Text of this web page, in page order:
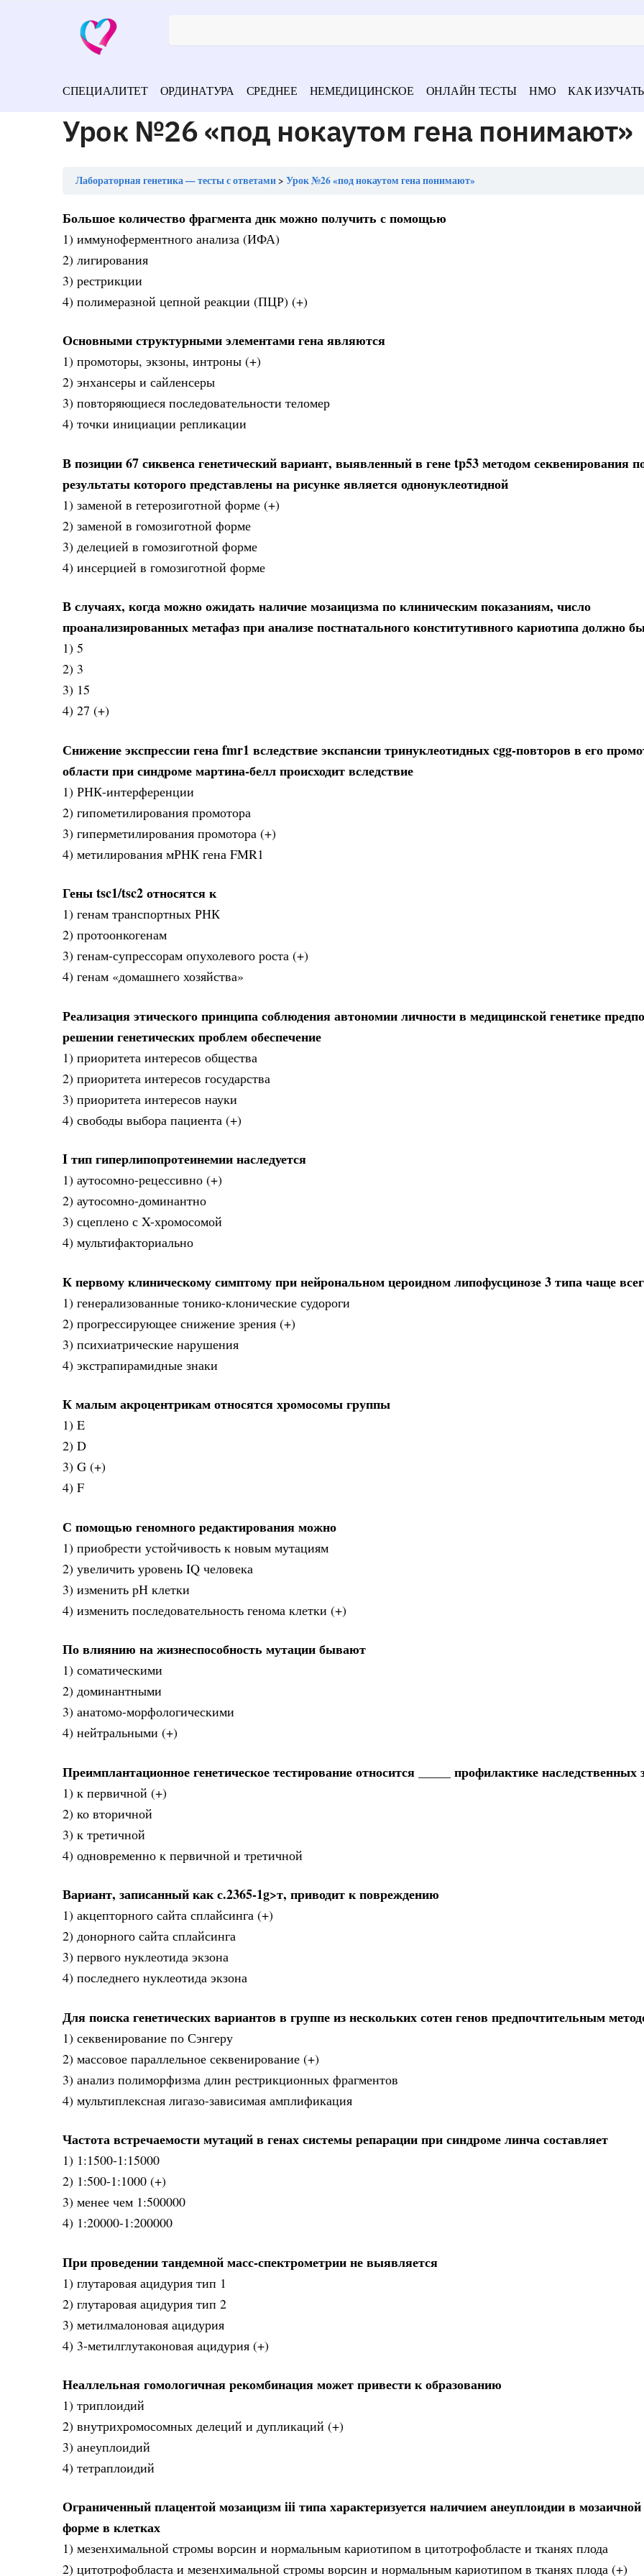
СПЕЦИАЛИТЕТ ОРДИНАТУРА СРЕДНЕЕ НЕМЕДИЦИНСКОЕ ОНЛАЙН ТЕСТЫ НМО КАК ИЗУЧАТЬ
Урок №26 «под нокаутом гена понимают»
Лабораторная генетика — тесты с ответами Урок №26 «под нокаутом гена понимают»
Большое количество фрагмента днк можно получить с помощью
1) иммуноферментного анализа (ИФА)
2) лигирования
3) рестрикции
4) полимеразной цепной реакции (ПЦР) (+)
Основными структурными элементами гена являются
1) промоторы, экзоны, интроны (+)
2) энхансеры и сайленсеры
3) повторяющиеся последовательности теломер
4) точки инициации репликации
В позиции 67 сиквенса генетический вариант, выявленный в гене tp53 методом секвенирования
результаты которого представлены на рисунке является однонуклеотидной
1) заменой в гетерозиготной форме (+)
2) заменой в гомозиготной форме
3) делецией в гомозиготной форме
4) инсерцией в гомозиготной форме
В случаях, когда можно ожидать наличие мозаицизма по клиническим показаниям, число
проанализированных метафаз при анализе постнатального конститутивного кариотипа должно
1) 5
2) 3
3) 15
4) 27 (+)
Снижение экспрессии гена fmr1 вследствие экспансии тринуклеотидных cgg-повторов в его
области при синдроме мартина-белл происходит вследствие
1) РНК-интерференции
2) гипометилирования промотора
3) гиперметилирования промотора (+)
4) метилирования мРНК гена FMR1
Гены tsc1/tsc2 относятся к
1) генам транспортных РНК
2) протоонкогенам
3) генам-супрессорам опухолевого роста (+)
4) генам «домашнего хозяйства»
Реализация этического принципа соблюдения автономии личности в медицинской генетике
решении генетических проблем обеспечение
1) приоритета интересов общества
2) приоритета интересов государства
3) приоритета интересов науки
4) свободы выбора пациента (+)
I тип гиперлипопротеинемии наследуется
1) аутосомно-рецессивно (+)
2) аутосомно-доминантно
3) сцеплено с X-хромосомой
4) мультифакториально
К первому клиническому симптому при нейрональном цероидном липофусцинозе 3 типа чаще
1) генерализованные тонико-клонические судороги
2) прогрессирующее снижение зрения (+)
3) психиатрические нарушения
4) экстрапирамидные знаки
К малым акроцентрикам относятся хромосомы группы
1) E
2) D
3) G (+)
4) F
С помощью геномного редактирования можно
1) приобрести устойчивость к новым мутациям
2) увеличить уровень IQ человека
3) изменить рН клетки
4) изменить последовательность генома клетки (+)
По влиянию на жизнеспособность мутации бывают
1) соматическими
2) доминантными
3) анатомо-морфологическими
4) нейтральными (+)
Преимплантационное генетическое тестирование относится _____ профилактике наследственных
1) к первичной (+)
2) ко вторичной
3) к третичной
4) одновременно к первичной и третичной
Вариант, записанный как с.2365-1g>т, приводит к повреждению
1) акцепторного сайта сплайсинга (+)
2) донорного сайта сплайсинга
3) первого нуклеотида экзона
4) последнего нуклеотида экзона
Для поиска генетических вариантов в группе из нескольких сотен генов предпочтительным
1) секвенирование по Сэнгеру
2) массовое параллельное секвенирование (+)
3) анализ полиморфизма длин рестрикционных фрагментов
4) мультиплексная лигазо-зависимая амплификация
Частота встречаемости мутаций в генах системы репарации при синдроме линча составляет
1) 1:1500-1:15000
2) 1:500-1:1000 (+)
3) менее чем 1:500000
4) 1:20000-1:200000
При проведении тандемной масс-спектрометрии не выявляется
1) глутаровая ацидурия тип 1
2) глутаровая ацидурия тип 2
3) метилмалоновая ацидурия
4) 3-метилглутаконовая ацидурия (+)
Неаллельная гомологичная рекомбинация может привести к образованию
1) триплоидий
2) внутрихромосомных делеций и дупликаций (+)
3) анеуплоидий
4) тетраплоидий
Ограниченный плацентой мозаицизм iii типа характеризуется наличием анеуплоидии в
форме в клетках
1) мезенхимальной стромы ворсин и нормальным кариотипом в цитотрофобласте и тканях плода
2) цитотрофобласта и мезенхимальной стромы ворсин и нормальным кариотипом в тканях плода (+)